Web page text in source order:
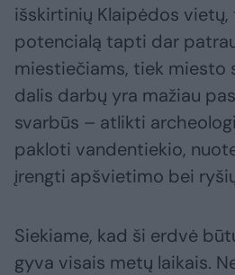
išskirtinių Klaipėdos
potencialą tapti dar
miestiečiams, tiek miesto
dalis darbų yra mažiau
svarbūs – atlikti
pakloti vandentiekio,
įrengti apšvietimo bei
Siekiame, kad ši erdvė
gyva visais metų laikais.